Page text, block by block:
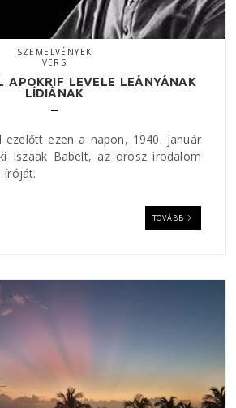
SZEMELVÉNYEK
VERS
APOKRIF LEVELE LEÁNYÁNAK
LÍDIÁNAK
ezelőtt ezen a napon, 1940. január
Iszaak Babelt, az orosz irodalom
íróját.
TOVÁBB